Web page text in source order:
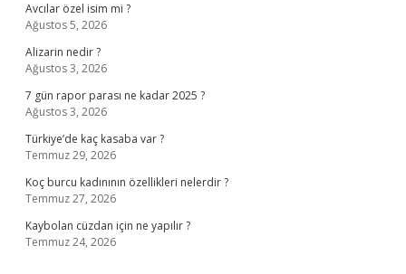
Avcılar özel isim mi ?
Ağustos 5, 2026
Alizarin nedir ?
Ağustos 3, 2026
7 gün rapor parası ne kadar 2025 ?
Ağustos 3, 2026
Türkiye’de kaç kasaba var ?
Temmuz 29, 2026
Koç burcu kadınının özellikleri nelerdir ?
Temmuz 27, 2026
Kaybolan cüzdan için ne yapılır ?
Temmuz 24, 2026